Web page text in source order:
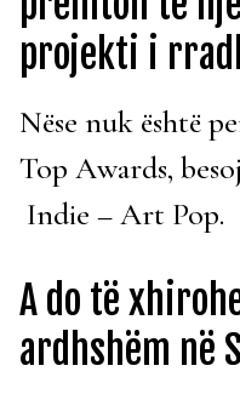
projekti i
Nëse nuk është
Top Awards,
Indie – Art Pop.
A do të
ardhshëm në